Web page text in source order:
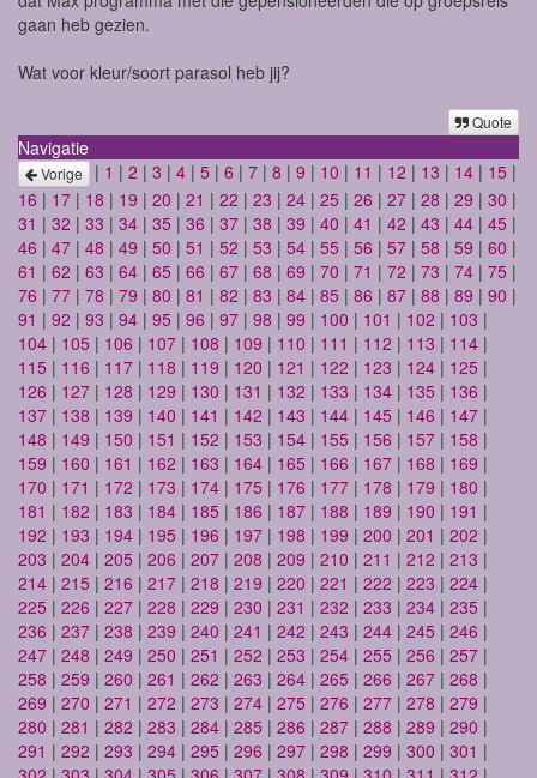
gaan heb gezien.
Wat voor kleur/soort parasol heb jij?
Quote
Navigatie
Vorige | 1 | 2 | 3 | 4 | 5 | 6 | 7 | 8 | 9 | 10 | 11 | 12 | 13 | 14 | 15 |
16 | 17 | 18 | 19 | 20 | 21 | 22 | 23 | 24 | 25 | 26 | 27 | 28 | 29 | 30 |
31 | 32 | 33 | 34 | 35 | 36 | 37 | 38 | 39 | 40 | 41 | 42 | 43 | 44 | 45 |
46 | 47 | 48 | 49 | 50 | 51 | 52 | 53 | 54 | 55 | 56 | 57 | 58 | 59 | 60 |
61 | 62 | 63 | 64 | 65 | 66 | 67 | 68 | 69 | 70 | 71 | 72 | 73 | 74 | 75 |
76 | 77 | 78 | 79 | 80 | 81 | 82 | 83 | 84 | 85 | 86 | 87 | 88 | 89 | 90 |
91 | 92 | 93 | 94 | 95 | 96 | 97 | 98 | 99 | 100 | 101 | 102 | 103 |
104 | 105 | 106 | 107 | 108 | 109 | 110 | 111 | 112 | 113 | 114 |
115 | 116 | 117 | 118 | 119 | 120 | 121 | 122 | 123 | 124 | 125 |
126 | 127 | 128 | 129 | 130 | 131 | 132 | 133 | 134 | 135 | 136 |
137 | 138 | 139 | 140 | 141 | 142 | 143 | 144 | 145 | 146 | 147 |
148 | 149 | 150 | 151 | 152 | 153 | 154 | 155 | 156 | 157 | 158 |
159 | 160 | 161 | 162 | 163 | 164 | 165 | 166 | 167 | 168 | 169 |
170 | 171 | 172 | 173 | 174 | 175 | 176 | 177 | 178 | 179 | 180 |
181 | 182 | 183 | 184 | 185 | 186 | 187 | 188 | 189 | 190 | 191 |
192 | 193 | 194 | 195 | 196 | 197 | 198 | 199 | 200 | 201 | 202 |
203 | 204 | 205 | 206 | 207 | 208 | 209 | 210 | 211 | 212 | 213 |
214 | 215 | 216 | 217 | 218 | 219 | 220 | 221 | 222 | 223 | 224 |
225 | 226 | 227 | 228 | 229 | 230 | 231 | 232 | 233 | 234 | 235 |
236 | 237 | 238 | 239 | 240 | 241 | 242 | 243 | 244 | 245 | 246 |
247 | 248 | 249 | 250 | 251 | 252 | 253 | 254 | 255 | 256 | 257 |
258 | 259 | 260 | 261 | 262 | 263 | 264 | 265 | 266 | 267 | 268 |
269 | 270 | 271 | 272 | 273 | 274 | 275 | 276 | 277 | 278 | 279 |
280 | 281 | 282 | 283 | 284 | 285 | 286 | 287 | 288 | 289 | 290 |
291 | 292 | 293 | 294 | 295 | 296 | 297 | 298 | 299 | 300 | 301 |